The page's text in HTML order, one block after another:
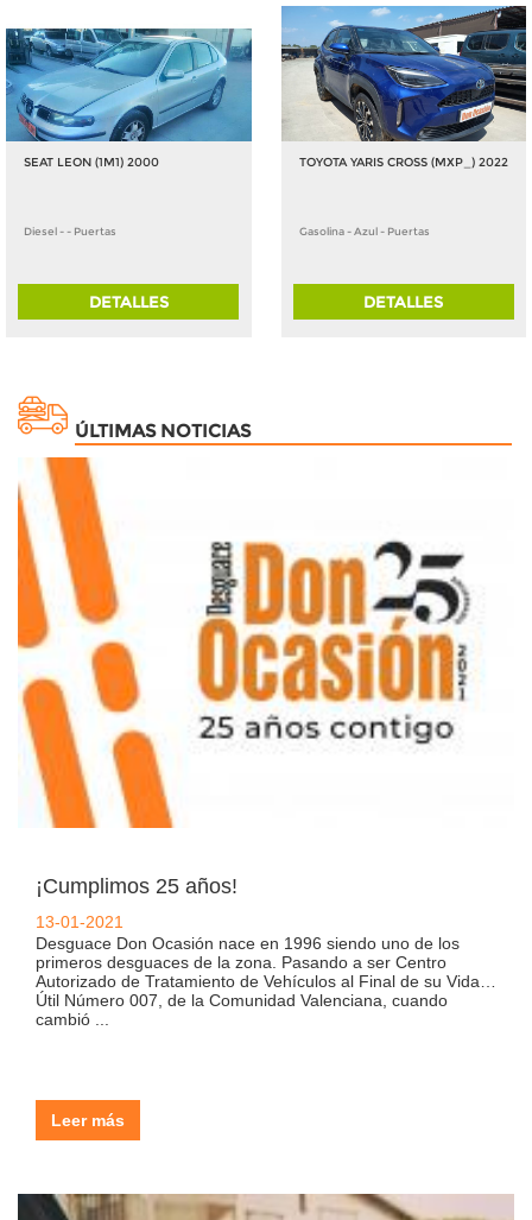
SEAT LEON (1M1) 2000
Diesel - - Puertas
DETALLES
TOYOTA YARIS CROSS (MXP_) 2022
Gasolina - Azul - Puertas
DETALLES
ÚLTIMAS NOTICIAS
¡Cumplimos 25 años!
13-01-2021
Desguace Don Ocasión nace en 1996 siendo uno de los
primeros desguaces de la zona. Pasando a ser Centro
Autorizado de Tratamiento de Vehículos al Final de su Vida
Útil Número 007, de la Comunidad Valenciana, cuando
cambió ...
Leer más